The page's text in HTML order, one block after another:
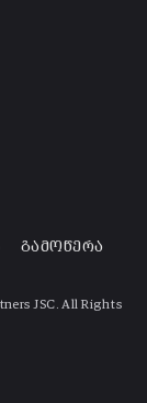
გამოწერა
JSC. All Rights